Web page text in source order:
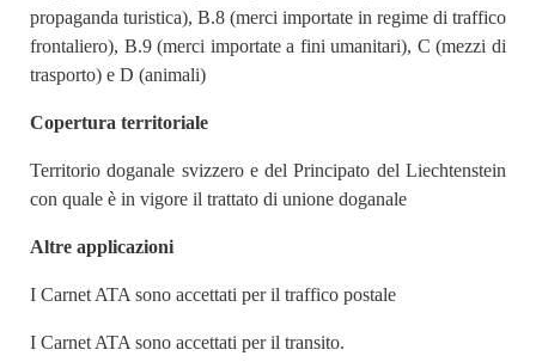
propaganda turistica), B.8 (merci importate in regime di traffico
frontaliero), B.9 (merci importate a fini umanitari), C (mezzi di
trasporto) e D (animali)
Copertura territoriale
Territorio doganale svizzero e del Principato del Liechtenstein
con quale è in vigore il trattato di unione doganale
Altre applicazioni
I Carnet ATA sono accettati per il traffico postale
I Carnet ATA sono accettati per il transito.